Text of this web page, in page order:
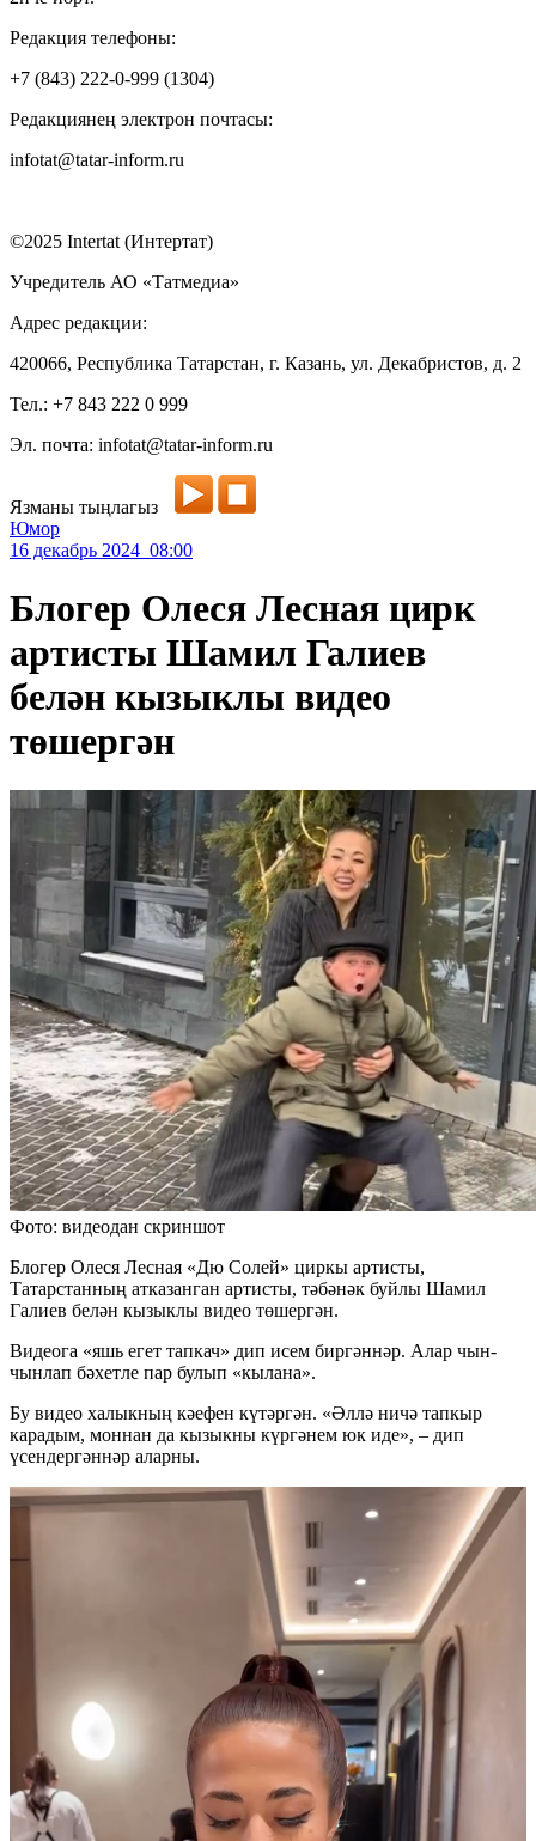
Редакция телефоны:
+7 (843) 222-0-999 (1304)
Редакциянең электрон почтасы:
infotat@tatar-inform.ru
©2025 Intertat (Интертат)
Учредитель АО «Татмедиа»
Адрес редакции:
420066, Республика Татарстан, г. Казань, ул. Декабристов, д. 2
Тел.: +7 843 222 0 999
Эл. почта: infotat@tatar-inform.ru
Язманы тыңлагыз
Юмор
16 декабрь 2024 08:00
Блогер Олеся Лесная цирк
артисты Шамил Галиев
белән кызыклы видео
төшергән
Фото: видеодан скриншот
Блогер Олеся Лесная «Дю Солей» циркы артисты,
Татарстанның атказанган артисты, тәбәнәк буйлы Шамил
Галиев белән кызыклы видео төшергән.
Видеога «яшь егет тапкач» дип исем биргәннәр. Алар чын-
чынлап бәхетле пар булып «кылана».
Бу видео халыкның кәефен күтәргән. «Әллә ничә тапкыр
карадым, моннан да кызыкны күргәнем юк иде», – дип
үсендергәннәр аларны.